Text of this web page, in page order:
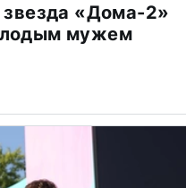
звезда «Дома-2»
мужем